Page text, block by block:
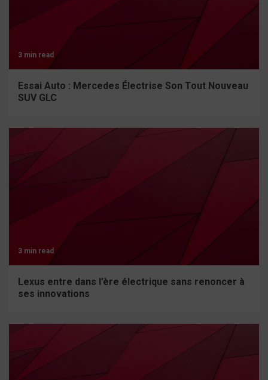
3 min read
Essai Auto : Mercedes Électrise Son Tout Nouveau
SUV GLC
3 min read
Lexus entre dans l’ère électrique sans renoncer à
ses innovations